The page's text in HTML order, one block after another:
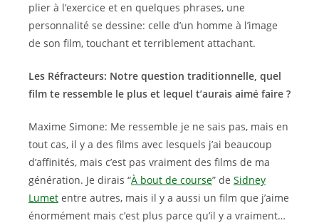
plier à l’exercice et en quelques phrases, une
personnalité se dessine: celle d’un homme à l’image
de son film, touchant et terriblement attachant.
Les Réfracteurs: Notre question traditionnelle, quel
film te ressemble le plus et lequel t’aurais aimé faire ?
Maxime Simone: Me ressemble je ne sais pas, mais en
tout cas, il y a des films avec lesquels j’ai beaucoup
d’affinités, mais c’est pas vraiment des films de ma
génération. Je dirais “À bout de course” de Sidney
Lumet entre autres, mais il y a aussi un film que j’aime
énormément mais c’est plus parce qu’il y a vraiment…